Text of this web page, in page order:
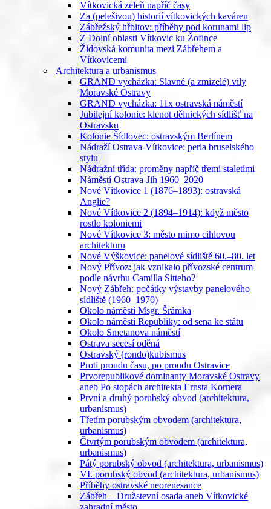
Vítkovická zeleň napříč časy
Za (pelešivou) historií vítkovických kaváren
Zábřežský hřbitov: příběhy pod korunami lip
Z Dolní oblasti Vítkovic ku Žofince
Židovská komunita mezi Zábřehem a
Vítkovicemi
Architektura a urbanismus
GRAND vycházka: Slavné (a zmizelé) vily
Moravské Ostravy
GRAND vycházka: 11x ostravská náměstí
Jubilejní kolonie: klenot dělnických sídlišť na
Ostravsku
Kolonie Šídlovec: ostravským Berlínem
Nádraží Ostrava-Vítkovice: perla bruselského
stylu
Nádražní třída: proměny napříč třemi staletími
Náměstí Ostrava-Jih 1960–2020
Nové Vítkovice 1 (1876–1893): ostravská
Anglie?
Nové Vítkovice 2 (1894–1914): když město
rostlo koloniemi
Nové Vítkovice 3: město mimo cihlovou
architekturu
Nové Výškovice: panelové sídliště 60.–80. let
Nový Přívoz: jak vznikalo přívozské centrum
podle návrhu Camilla Sitteho?
Nový Zábřeh: počátky výstavby panelového
sídliště (1960–1970)
Okolo náměstí Msgr. Šrámka
Okolo náměstí Republiky: od sena ke státu
Okolo Smetanova náměstí
Ostrava secesí oděná
Ostravský (rondo)kubismus
Proti proudu času, po proudu Ostravice
Prvorepublikové dominanty Moravské Ostravy
aneb Po stopách architekta Ernsta Kornera
První a druhý porubský obvod (architektura,
urbanismus)
Třetím porubským obvodem (architektura,
urbanismus)
Čtvrtým porubským obvodem (architektura,
urbanismus)
Pátý porubský obvod (architektura, urbanismus)
VI. porubský obvod (architektura, urbanismus)
Příběhy ostravské neorenesance
Zábřeh – Družstevní osada aneb Vítkovické
zahradní město